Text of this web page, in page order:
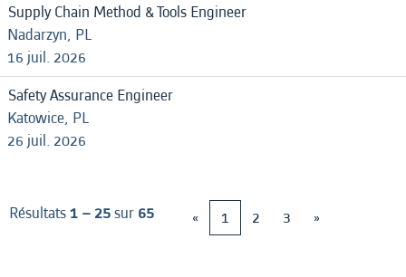
Supply Chain Method & Tools Engineer
Nadarzyn, PL
16 juil. 2026
Safety Assurance Engineer
Katowice, PL
26 juil. 2026
Résultats1 – 25sur 65 « 1 2 3 »